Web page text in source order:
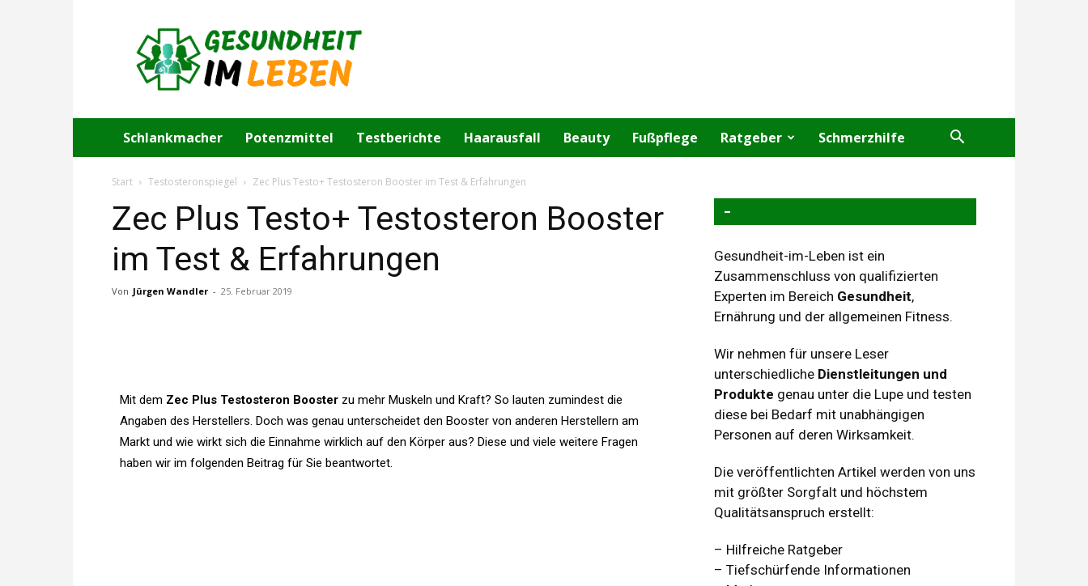
Gesundheit
im
Leben
Schlankmacher Potenzmittel Testberichte Haarausfall Beauty Fußpflege Ratgeber Schmerzhilfe
Start Testosteronspiegel Zec Plus Testo+ Testosteron Booster im Test & Erfahrungen
Zec Plus Testo+ Testosteron Booster
im Test & Erfahrungen
Von Jürgen Wandler - 25. Februar 2019
Mit dem Zec Plus Testosteron Booster zu mehr Muskeln und Kraft? So lauten zumindest die
Angaben des Herstellers. Doch was genau unterscheidet den Booster von anderen Herstellern am
Markt und wie wirkt sich die Einnahme wirklich auf den Körper aus? Diese und viele weitere Fragen
haben wir im folgenden Beitrag für Sie beantwortet.
–
Gesundheit-im-Leben ist ein
Zusammenschluss von qualifizierten
Experten im Bereich Gesundheit,
Ernährung und der allgemeinen Fitness.
Wir nehmen für unsere Leser
unterschiedliche Dienstleitungen und
Produkte genau unter die Lupe und testen
diese bei Bedarf mit unabhängigen
Personen auf deren Wirksamkeit.
Die veröffentlichten Artikel werden von uns
mit größter Sorgfalt und höchstem
Qualitätsanspruch erstellt:
– Hilfreiche Ratgeber
– Tiefschürfende Informationen